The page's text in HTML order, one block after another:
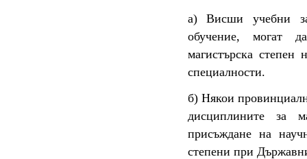
а) Висши учебни
обучение, могат
магистърска
специалности.
б) Някои
дисциплините за
присъждане на
степени при